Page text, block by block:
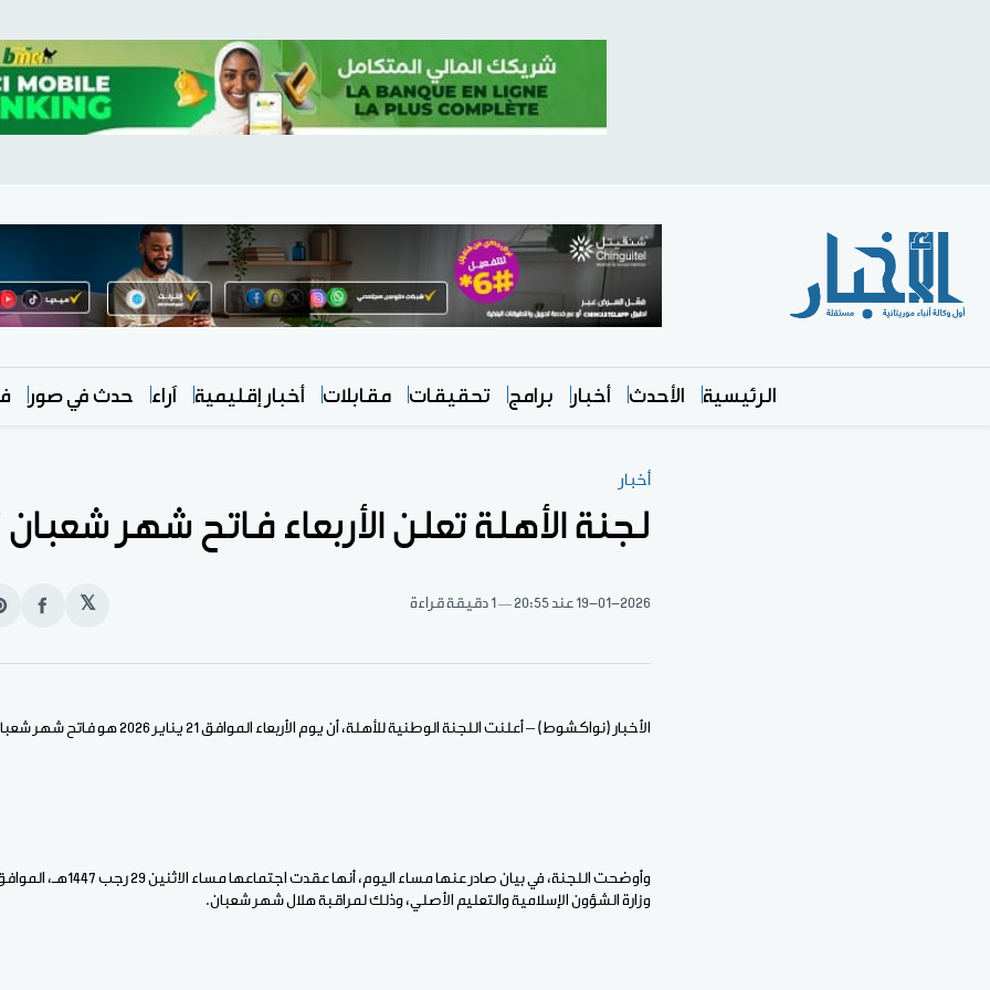
الرئيسية الأحدث أخبار برامج تحقيقات مقابلات أخبار إقليمية آراء حدث في صور
أخبار
لجنة الأهلة تعلن الأربعاء فاتح شهر شعبان 1447هـ
19-01-2026 عند 20:55 1 دقيقة قراءة 𝕏
انشر
الأخبار (نواكشوط) – أعلنت اللجنة الوطنية للأهلة، أن يوم الأربعاء الموافق 21 يناير 2026 هو فاتح شهر شعبان للعام الهجري 1447هـ.
وزارة الشؤون الإسلامية والتعليم الأصلي، وذلك لمراقبة هلال شهر شعبان.